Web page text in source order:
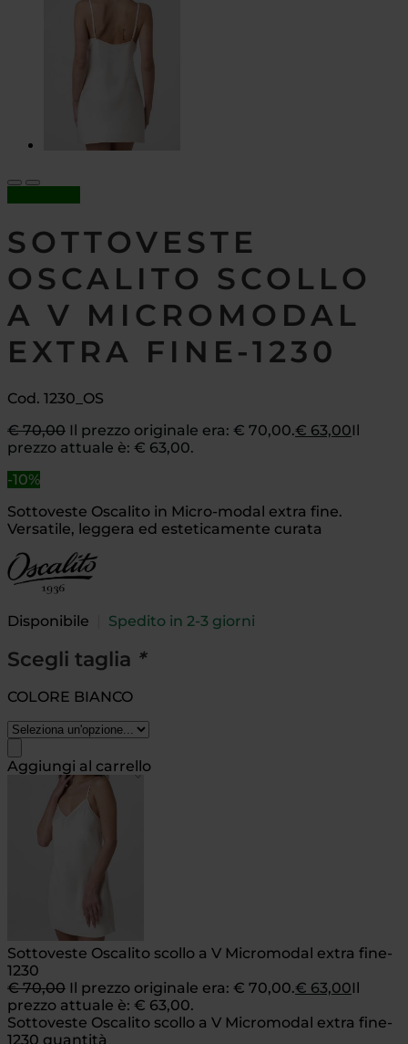
SOTTOVESTE
OSCALITO SCOLLO
A V MICROMODAL
EXTRA FINE-1230
Cod. 1230_OS
€70,00 Il prezzo originale era: € 70,00.€ 63,00Il
prezzo attuale è: € 63,00.
-10%
Sottoveste Oscalito in Micro-modal extra fine.
Versatile, leggera ed esteticamente curata
Disponibile Spedito in 2-3 giorni
Scegli taglia *
COLORE BIANCO
Aggiungi al carrello
Sottoveste Oscalito scollo a V Micromodal extra fine-
1230
€70,00 Il prezzo originale era: € 70,00.€ 63,00Il
prezzo attuale è: € 63,00.
Sottoveste Oscalito scollo a V Micromodal extra fine-
1230 quantità